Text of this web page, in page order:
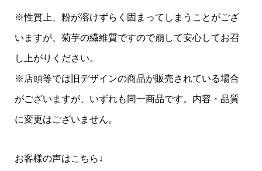
※性質上、粉が溶けずらく固まってしまうことがござ
いますが、菊芋の繊維質ですので崩して安心してお召
し上がりください。
※店頭等では旧デザインの商品が販売されている場合
がございますが、いずれも同一商品です。内容・品質
に変更はございません。
お客様の声はこちら↓